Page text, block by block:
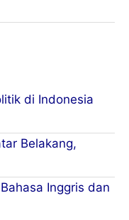
di Indonesia
Belakang,
Inggris dan